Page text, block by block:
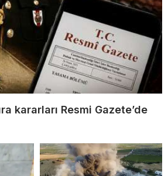
kararları Resmi Gazete’de